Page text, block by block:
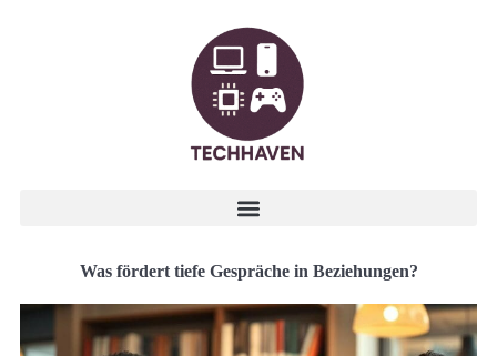
Was fördert tiefe Gespräche in Beziehungen?